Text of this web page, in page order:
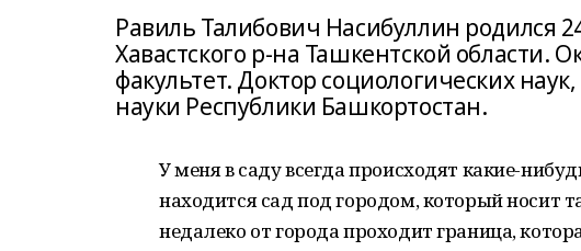
Равиль Талибович Насибуллин родился
Хавастского р-на Ташкентской области.
факультет. Доктор социологических
науки Республики Башкортостан.
У меня в саду всегда происходят какие-
находится сад под городом, который носит
недалеко от города проходит граница,